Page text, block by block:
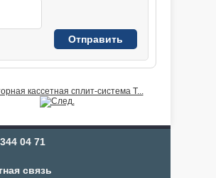
кассетная сплит-система T...
04 71
связь